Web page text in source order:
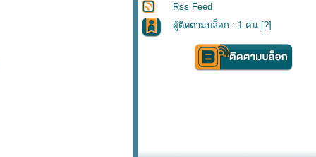
Rss Feed
ผู้ติดตามบล็อก : 1 คน [?]